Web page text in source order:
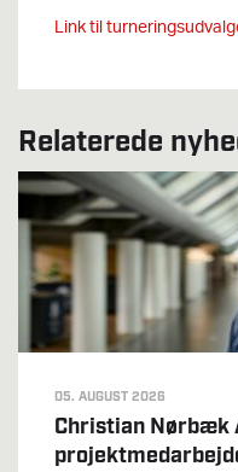
Link til
Relaterede
05. AUGUST 2026
Christian Nørbæk